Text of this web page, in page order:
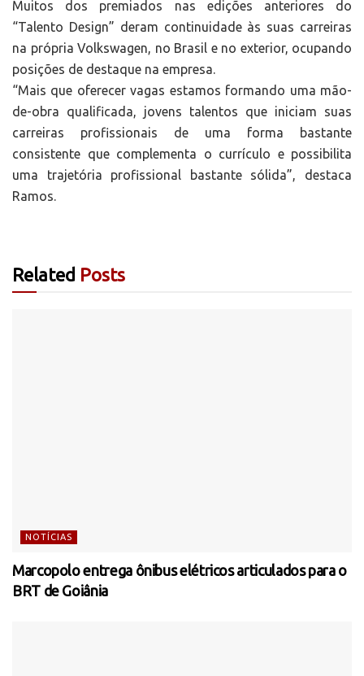
Muitos dos premiados nas edições anteriores do
“Talento Design” deram continuidade às suas carreiras
na própria Volkswagen, no Brasil e no exterior, ocupando
posições de destaque na empresa.
“Mais que oferecer vagas estamos formando uma mão-
de-obra qualificada, jovens talentos que iniciam suas
carreiras profissionais de uma forma bastante
consistente que complementa o currículo e possibilita
uma trajetória profissional bastante sólida”, destaca
Ramos.
Related Posts
NOTÍCIAS
Marcopolo entrega ônibus elétricos articulados para o
BRT de Goiânia